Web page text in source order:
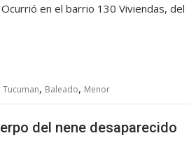
en el barrio 130 Viviendas, del
Tucuman, Baleado, Menor
del nene desaparecido